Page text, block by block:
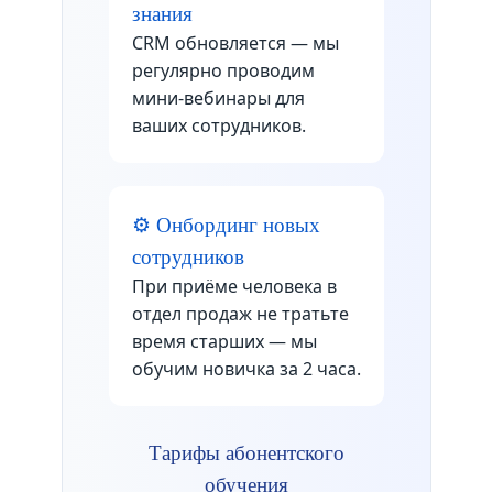
знания
CRM обновляется — мы
регулярно проводим
мини-вебинары для
ваших сотрудников.
⚙️ Онбординг новых
сотрудников
При приёме человека в
отдел продаж не тратьте
время старших — мы
обучим новичка за 2 часа.
Тарифы абонентского
обучения